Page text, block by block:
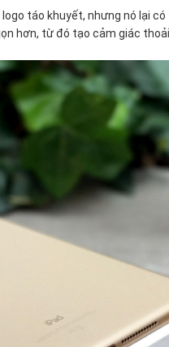
táo khuyết, nhưng nó lại
hơn, từ đó tạo cảm giác